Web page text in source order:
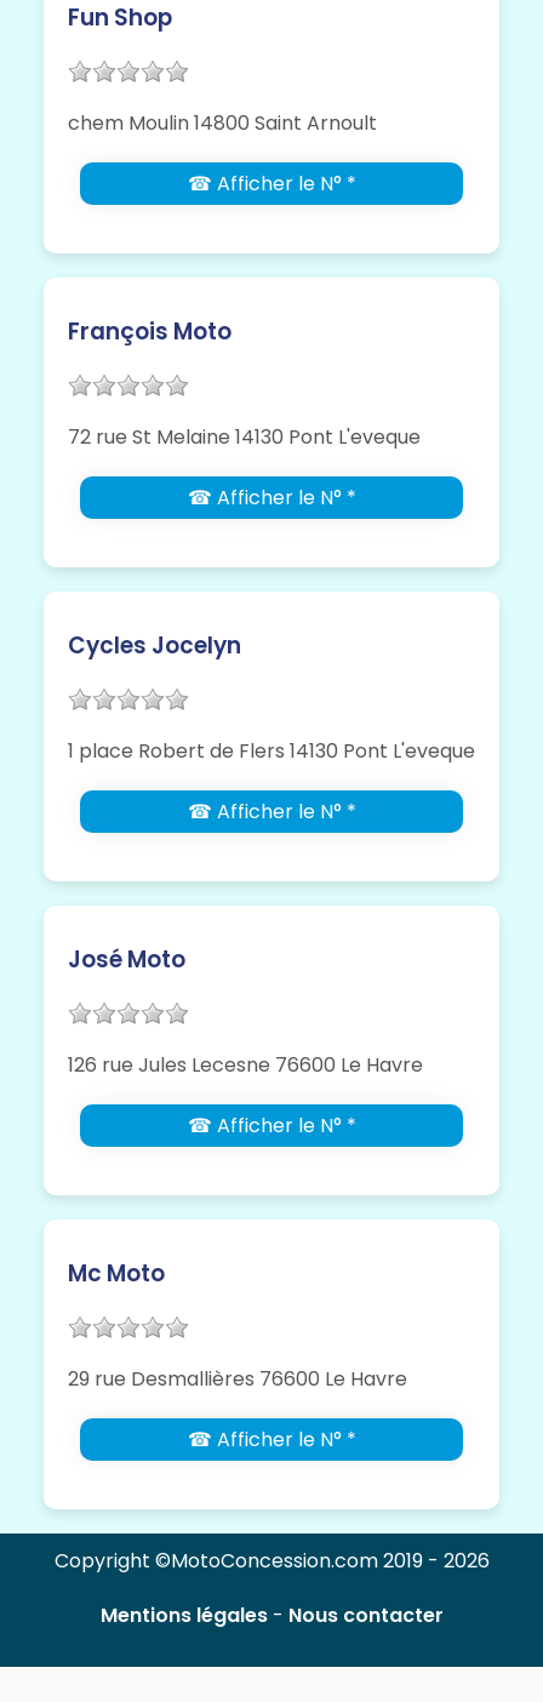
Fun Shop
chem Moulin 14800 Saint Arnoult
☎ Afficher le N° *
François Moto
72 rue St Melaine 14130 Pont L'eveque
☎ Afficher le N° *
Cycles Jocelyn
1 place Robert de Flers 14130 Pont L'eveque
☎ Afficher le N° *
José Moto
126 rue Jules Lecesne 76600 Le Havre
☎ Afficher le N° *
Mc Moto
29 rue Desmallières 76600 Le Havre
☎ Afficher le N° *
Copyright ©MotoConcession.com 2019 - 2026
Mentions légales- Nous contacter